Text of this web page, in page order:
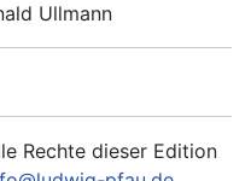
Ullmann
Rechte dieser Edition